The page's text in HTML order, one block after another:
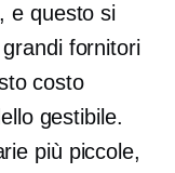
e questo si
fornitori
costo
gestibile.
più piccole,